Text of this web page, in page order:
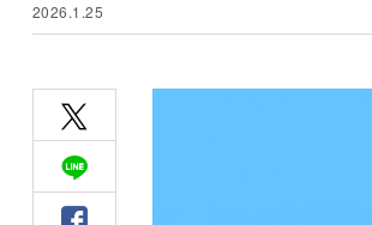
2026.1.25